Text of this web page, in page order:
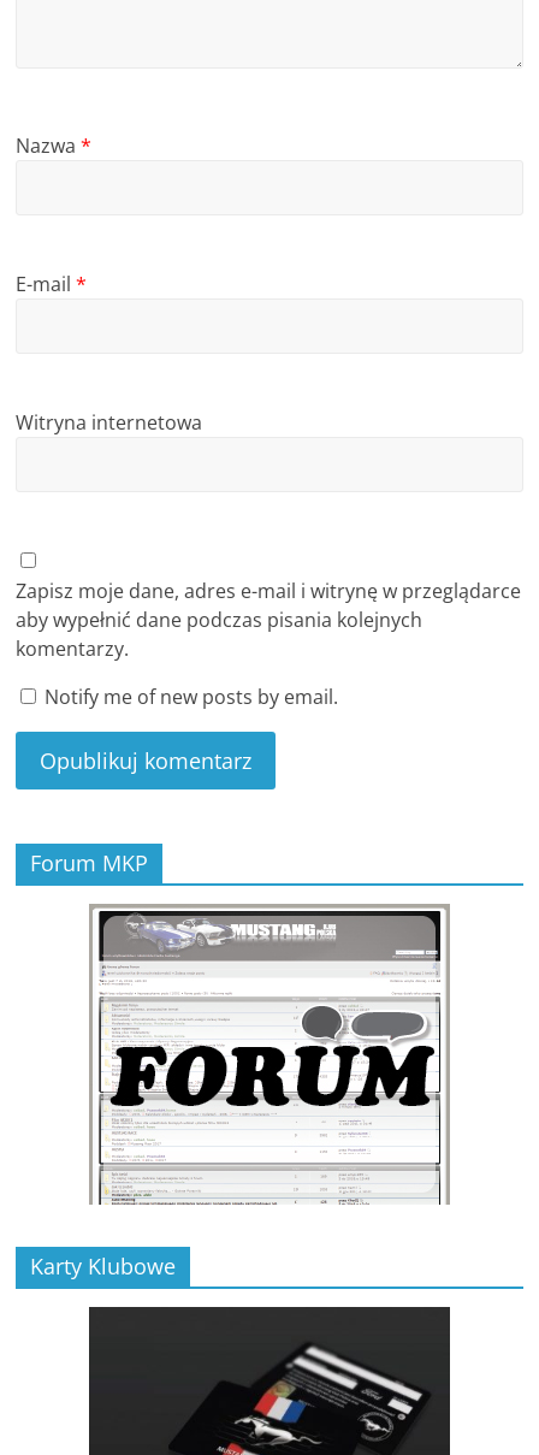
Nazwa*
E-mail*
Witryna internetowa
Zapisz moje dane, adres e-mail i witrynę w przeglądarce
aby wypełnić dane podczas pisania kolejnych
komentarzy.
Notify me of new posts by email.
Forum MKP
Karty Klubowe